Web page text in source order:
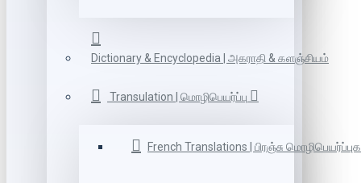
Dictionary & Encyclopedia | அகராதி & களஞ்சியம்
Transulation | மொழிபெயர்ப்பு
French Translations | பிரஞ்சு